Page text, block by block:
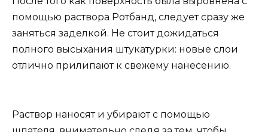
помощью раствора Ротбанд, следует сразу же
заняться заделкой. Не стоит дожидаться
полного высыхания штукатурки: новые слои
отлично прилипают к свежему нанесению.
Раствор наносят и убирают с помощью